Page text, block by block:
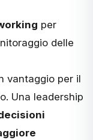
per
delle
vantaggio per il
Una leadership